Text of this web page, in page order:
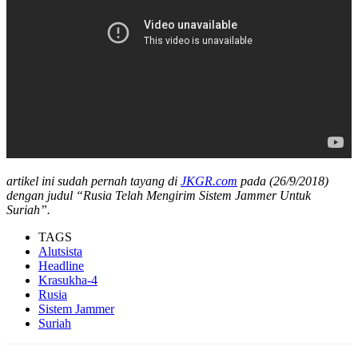
artikel ini sudah pernah tayang di JKGR.com pada (26/9/2018)
dengan judul “Rusia Telah Mengirim Sistem Jammer Untuk
Suriah”.
TAGS
Alutsista
Headline
Krasukha-4
Rusia
Sistem Jammer
Suriah